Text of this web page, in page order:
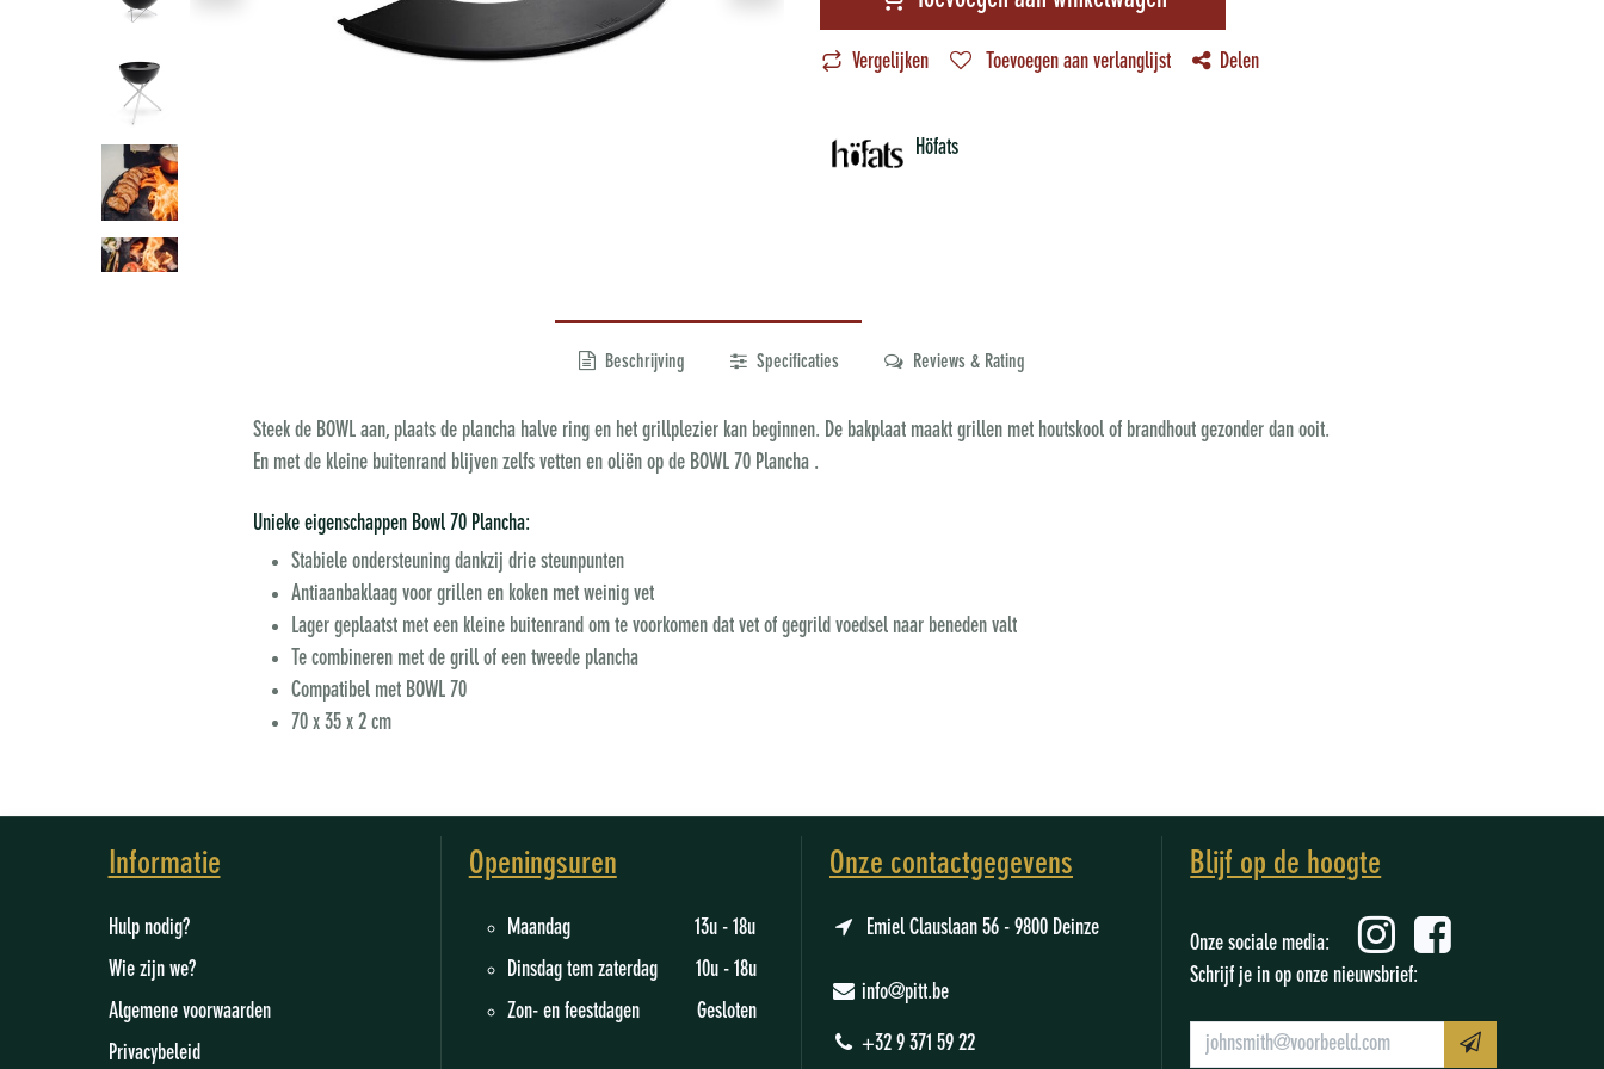
Vergelijken Toevoegen aan verlanglijst Delen
Höfats
Beschrijving Specificaties Reviews & Rating
Steek de BOWL aan, plaats de plancha halve ring en het grillplezier kan beginnen. De bakplaat maakt grillen met houtskool of brandhout gezonder dan ooit.
En met de kleine buitenrand blijven zelfs vetten en oliën op de BOWL 70 Plancha .
Unieke eigenschappen Bowl 70 Plancha:
Stabiele ondersteuning dankzij drie steunpunten
Antiaanbaklaag voor grillen en koken met weinig vet
Lager geplaatst met een kleine buitenrand om te voorkomen dat vet of gegrild voedsel naar beneden valt
Te combineren met de grill of een tweede plancha
Compatibel met BOWL 70
70 x 35 x 2 cm
Informatie
Hulp nodig?
Wie zijn we?
Algemene voorwaarden
Privacybeleid
Openingsuren
Maandag 13u - 18u
Dinsdag tem zaterdag 10u - 18u
Zon- en feestdagen Gesloten
Onze contactgegevens
Emiel Clauslaan 56 - 9800 Deinze
info@pitt.be
+32 9 371 59 22
Blijf op de hoogte
Onze sociale media:
Schrijf je in op onze nieuwsbrief: